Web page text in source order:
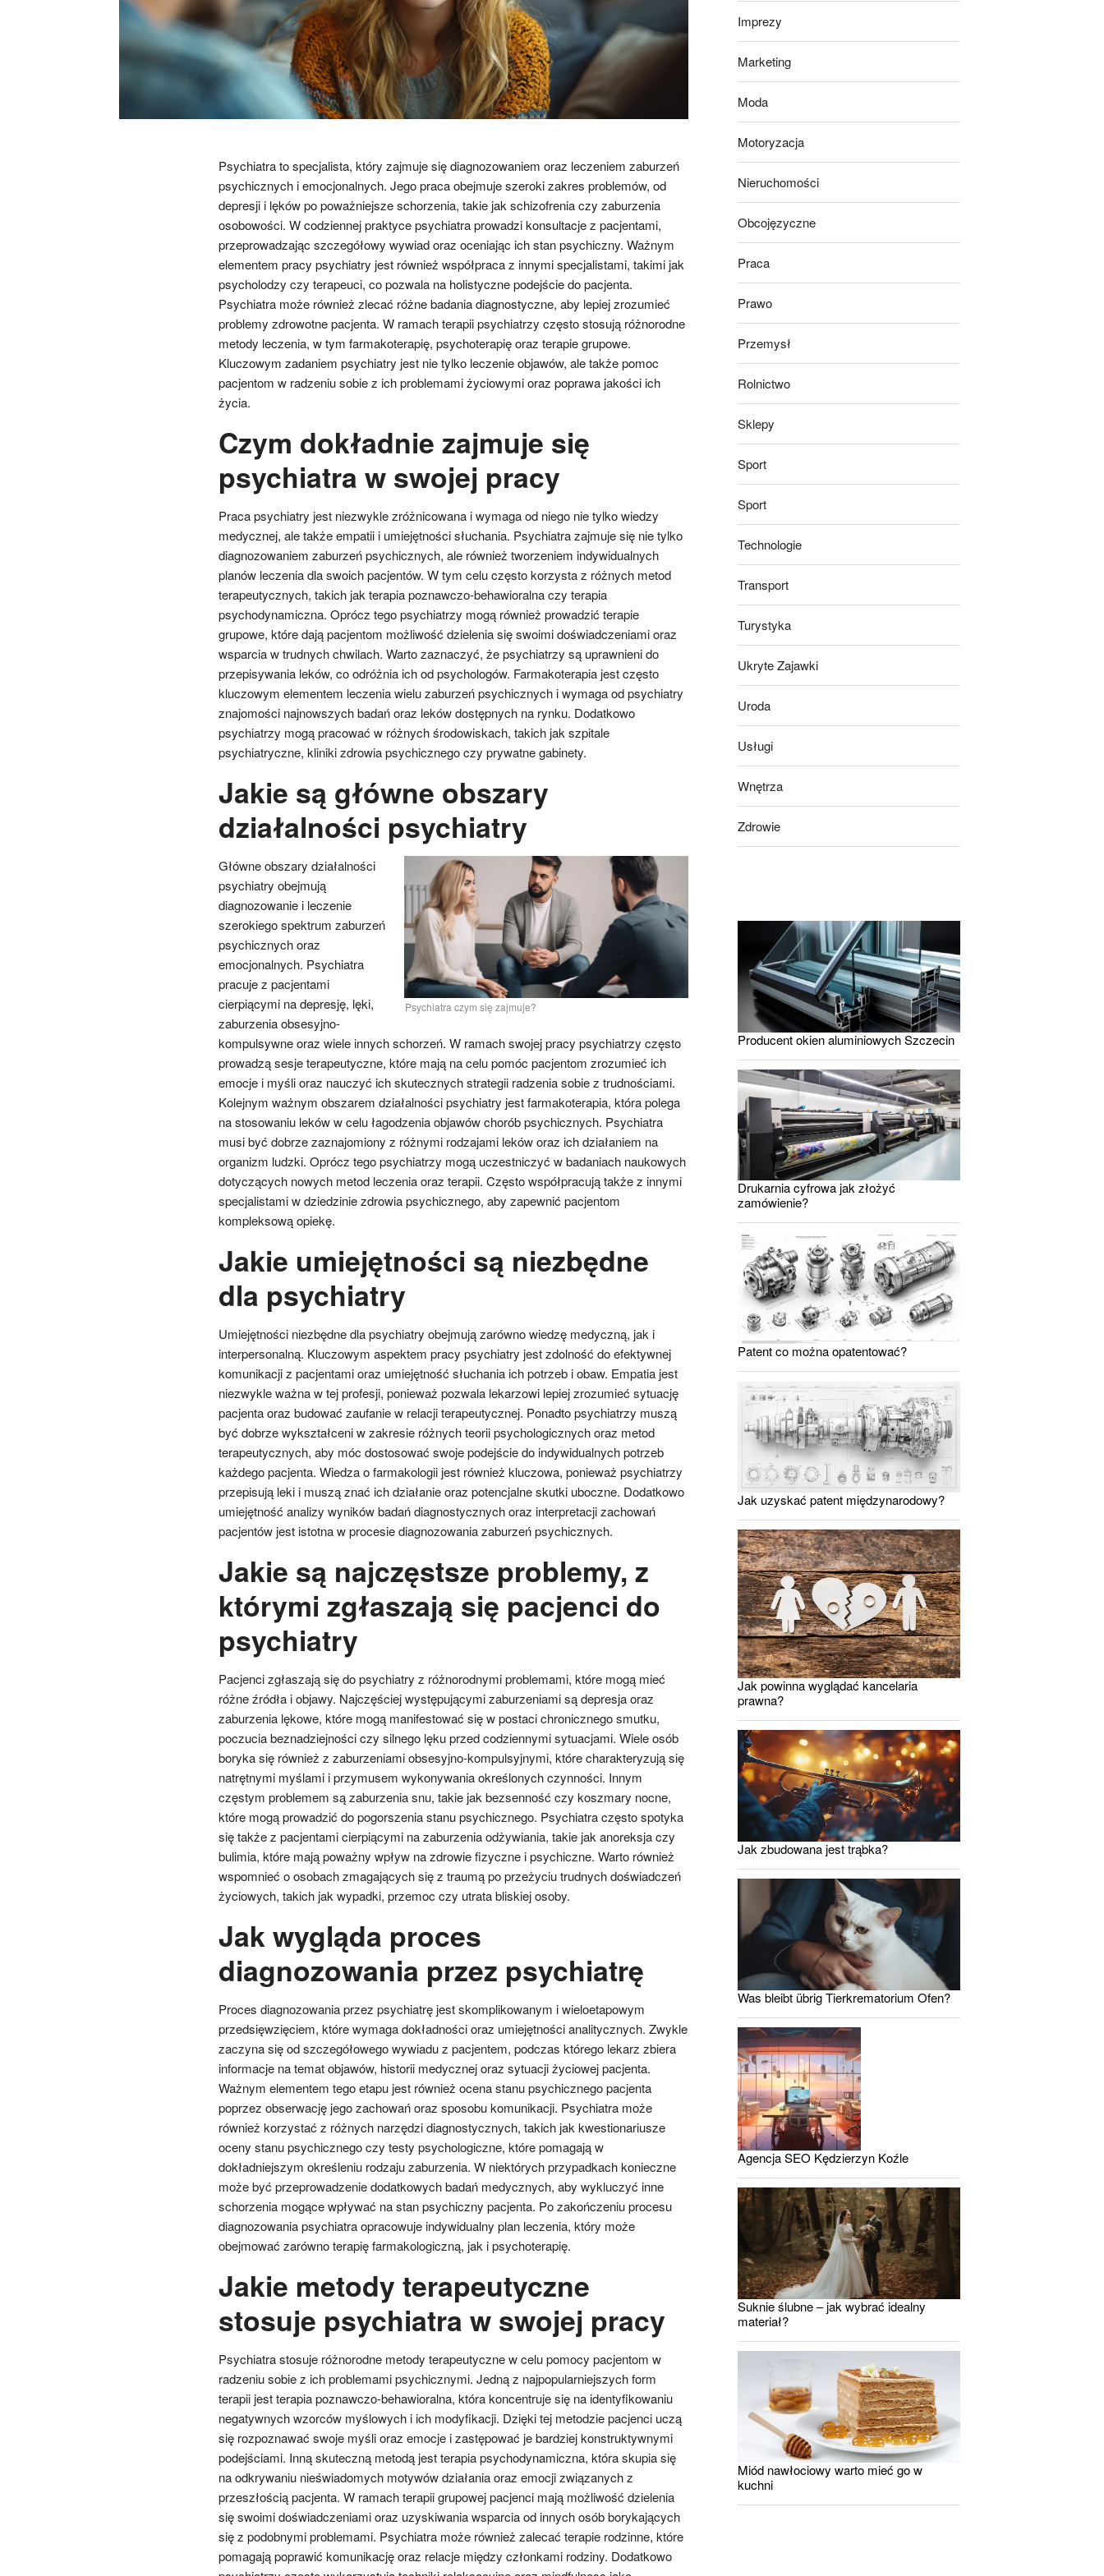
Psychiatra to specjalista, który zajmuje się diagnozowaniem oraz leczeniem zaburzeń
psychicznych i emocjonalnych. Jego praca obejmuje szeroki zakres problemów, od
depresji i lęków po poważniejsze schorzenia, takie jak schizofrenia czy zaburzenia
osobowości. W codziennej praktyce psychiatra prowadzi konsultacje z pacjentami,
przeprowadzając szczegółowy wywiad oraz oceniając ich stan psychiczny. Ważnym
elementem pracy psychiatry jest również współpraca z innymi specjalistami, takimi jak
psycholodzy czy terapeuci, co pozwala na holistyczne podejście do pacjenta.
Psychiatra może również zlecać różne badania diagnostyczne, aby lepiej zrozumieć
problemy zdrowotne pacjenta. W ramach terapii psychiatrzy często stosują różnorodne
metody leczenia, w tym farmakoterapię, psychoterapię oraz terapie grupowe.
Kluczowym zadaniem psychiatry jest nie tylko leczenie objawów, ale także pomoc
pacjentom w radzeniu sobie z ich problemami życiowymi oraz poprawa jakości ich
życia.
Czym dokładnie zajmuje się
psychiatra w swojej pracy
Praca psychiatry jest niezwykle zróżnicowana i wymaga od niego nie tylko wiedzy
medycznej, ale także empatii i umiejętności słuchania. Psychiatra zajmuje się nie tylko
diagnozowaniem zaburzeń psychicznych, ale również tworzeniem indywidualnych
planów leczenia dla swoich pacjentów. W tym celu często korzysta z różnych metod
terapeutycznych, takich jak terapia poznawczo-behawioralna czy terapia
psychodynamiczna. Oprócz tego psychiatrzy mogą również prowadzić terapie
grupowe, które dają pacjentom możliwość dzielenia się swoimi doświadczeniami oraz
wsparcia w trudnych chwilach. Warto zaznaczyć, że psychiatrzy są uprawnieni do
przepisywania leków, co odróżnia ich od psychologów. Farmakoterapia jest często
kluczowym elementem leczenia wielu zaburzeń psychicznych i wymaga od psychiatry
znajomości najnowszych badań oraz leków dostępnych na rynku. Dodatkowo
psychiatrzy mogą pracować w różnych środowiskach, takich jak szpitale
psychiatryczne, kliniki zdrowia psychicznego czy prywatne gabinety.
Jakie są główne obszary
działalności psychiatry
Psychiatra czym się zajmuje?
Główne obszary działalności
psychiatry obejmują
diagnozowanie i leczenie
szerokiego spektrum zaburzeń
psychicznych oraz
emocjonalnych. Psychiatra
pracuje z pacjentami
cierpiącymi na depresję, lęki,
zaburzenia obsesyjno-
kompulsywne oraz wiele innych schorzeń. W ramach swojej pracy psychiatrzy często
prowadzą sesje terapeutyczne, które mają na celu pomóc pacjentom zrozumieć ich
emocje i myśli oraz nauczyć ich skutecznych strategii radzenia sobie z trudnościami.
Kolejnym ważnym obszarem działalności psychiatry jest farmakoterapia, która polega
na stosowaniu leków w celu łagodzenia objawów chorób psychicznych. Psychiatra
musi być dobrze zaznajomiony z różnymi rodzajami leków oraz ich działaniem na
organizm ludzki. Oprócz tego psychiatrzy mogą uczestniczyć w badaniach naukowych
dotyczących nowych metod leczenia oraz terapii. Często współpracują także z innymi
specjalistami w dziedzinie zdrowia psychicznego, aby zapewnić pacjentom
kompleksową opiekę.
Jakie umiejętności są niezbędne
dla psychiatry
Umiejętności niezbędne dla psychiatry obejmują zarówno wiedzę medyczną, jak i
interpersonalną. Kluczowym aspektem pracy psychiatry jest zdolność do efektywnej
komunikacji z pacjentami oraz umiejętność słuchania ich potrzeb i obaw. Empatia jest
niezwykle ważna w tej profesji, ponieważ pozwala lekarzowi lepiej zrozumieć sytuację
pacjenta oraz budować zaufanie w relacji terapeutycznej. Ponadto psychiatrzy muszą
być dobrze wykształceni w zakresie różnych teorii psychologicznych oraz metod
terapeutycznych, aby móc dostosować swoje podejście do indywidualnych potrzeb
każdego pacjenta. Wiedza o farmakologii jest również kluczowa, ponieważ psychiatrzy
przepisują leki i muszą znać ich działanie oraz potencjalne skutki uboczne. Dodatkowo
umiejętność analizy wyników badań diagnostycznych oraz interpretacji zachowań
pacjentów jest istotna w procesie diagnozowania zaburzeń psychicznych.
Jakie są najczęstsze problemy, z
którymi zgłaszają się pacjenci do
psychiatry
Pacjenci zgłaszają się do psychiatry z różnorodnymi problemami, które mogą mieć
różne źródła i objawy. Najczęściej występującymi zaburzeniami są depresja oraz
zaburzenia lękowe, które mogą manifestować się w postaci chronicznego smutku,
poczucia beznadziejności czy silnego lęku przed codziennymi sytuacjami. Wiele osób
boryka się również z zaburzeniami obsesyjno-kompulsyjnymi, które charakteryzują się
natrętnymi myślami i przymusem wykonywania określonych czynności. Innym
częstym problemem są zaburzenia snu, takie jak bezsenność czy koszmary nocne,
które mogą prowadzić do pogorszenia stanu psychicznego. Psychiatra często spotyka
się także z pacjentami cierpiącymi na zaburzenia odżywiania, takie jak anoreksja czy
bulimia, które mają poważny wpływ na zdrowie fizyczne i psychiczne. Warto również
wspomnieć o osobach zmagających się z traumą po przeżyciu trudnych doświadczeń
życiowych, takich jak wypadki, przemoc czy utrata bliskiej osoby.
Jak wygląda proces
diagnozowania przez psychiatrę
Proces diagnozowania przez psychiatrę jest skomplikowanym i wieloetapowym
przedsięwzięciem, które wymaga dokładności oraz umiejętności analitycznych. Zwykle
zaczyna się od szczegółowego wywiadu z pacjentem, podczas którego lekarz zbiera
informacje na temat objawów, historii medycznej oraz sytuacji życiowej pacjenta.
Ważnym elementem tego etapu jest również ocena stanu psychicznego pacjenta
poprzez obserwację jego zachowań oraz sposobu komunikacji. Psychiatra może
również korzystać z różnych narzędzi diagnostycznych, takich jak kwestionariusze
oceny stanu psychicznego czy testy psychologiczne, które pomagają w
dokładniejszym określeniu rodzaju zaburzenia. W niektórych przypadkach konieczne
może być przeprowadzenie dodatkowych badań medycznych, aby wykluczyć inne
schorzenia mogące wpływać na stan psychiczny pacjenta. Po zakończeniu procesu
diagnozowania psychiatra opracowuje indywidualny plan leczenia, który może
obejmować zarówno terapię farmakologiczną, jak i psychoterapię.
Jakie metody terapeutyczne
stosuje psychiatra w swojej pracy
Psychiatra stosuje różnorodne metody terapeutyczne w celu pomocy pacjentom w
radzeniu sobie z ich problemami psychicznymi. Jedną z najpopularniejszych form
terapii jest terapia poznawczo-behawioralna, która koncentruje się na identyfikowaniu
negatywnych wzorców myślowych i ich modyfikacji. Dzięki tej metodzie pacjenci uczą
się rozpoznawać swoje myśli oraz emocje i zastępować je bardziej konstruktywnymi
podejściami. Inną skuteczną metodą jest terapia psychodynamiczna, która skupia się
na odkrywaniu nieświadomych motywów działania oraz emocji związanych z
przeszłością pacjenta. W ramach terapii grupowej pacjenci mają możliwość dzielenia
się swoimi doświadczeniami oraz uzyskiwania wsparcia od innych osób borykających
się z podobnymi problemami. Psychiatra może również zalecać terapie rodzinne, które
pomagają poprawić komunikację oraz relacje między członkami rodziny. Dodatkowo
Imprezy
Marketing
Moda
Motoryzacja
Nieruchomości
Obcojęzyczne
Praca
Prawo
Przemysł
Rolnictwo
Sklepy
Sport
Sport
Technologie
Transport
Turystyka
Ukryte Zajawki
Uroda
Usługi
Wnętrza
Zdrowie
Producent okien aluminiowych Szczecin
Drukarnia cyfrowa jak złożyć
zamówienie?
Patent co można opatentować?
Jak uzyskać patent międzynarodowy?
Jak powinna wyglądać kancelaria
prawna?
Jak zbudowana jest trąbka?
Was bleibt übrig Tierkrematorium Ofen?
Agencja SEO Kędzierzyn Koźle
Suknie ślubne – jak wybrać idealny
materiał?
Miód nawłociowy warto mieć go w
kuchni